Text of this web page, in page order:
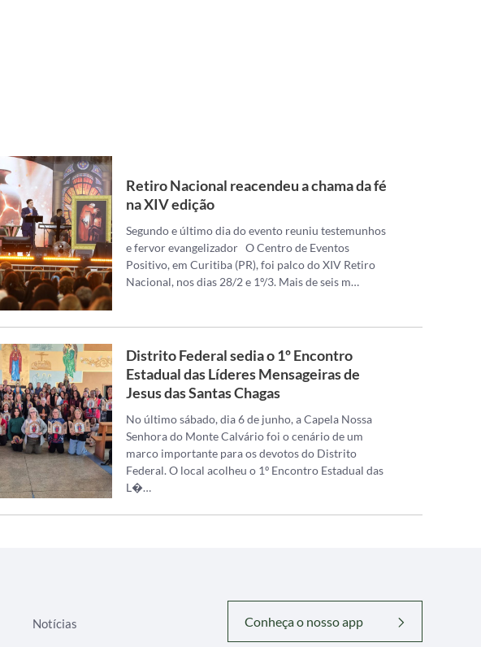
Retiro Nacional reacendeu a chama da fé
na XIV edição
Segundo e último dia do evento reuniu testemunhos
e fervor evangelizador O Centro de Eventos
Positivo, em Curitiba (PR), foi palco do XIV Retiro
Nacional, nos dias 28/2 e 1º/3. Mais de seis m…
Distrito Federal sedia o 1º Encontro
Estadual das Líderes Mensageiras de
Jesus das Santas Chagas
No último sábado, dia 6 de junho, a Capela Nossa
Senhora do Monte Calvário foi o cenário de um
marco importante para os devotos do Distrito
Federal. O local acolheu o 1º Encontro Estadual das
L�…
Notícias Conheça o nosso app